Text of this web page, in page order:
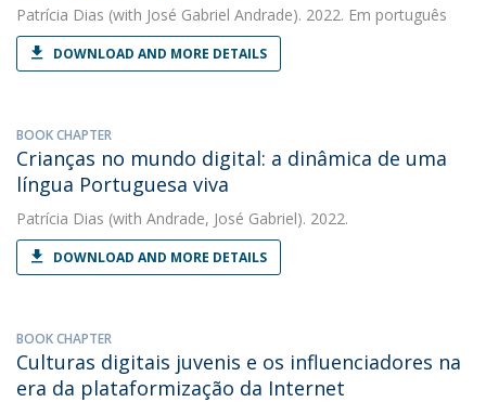
Patrícia Dias (with José Gabriel Andrade). 2022. Em português
DOWNLOAD AND MORE DETAILS
BOOK CHAPTER
Crianças no mundo digital: a dinâmica de uma
língua Portuguesa viva
Patrícia Dias (with Andrade, José Gabriel). 2022.
DOWNLOAD AND MORE DETAILS
BOOK CHAPTER
Culturas digitais juvenis e os influenciadores na
era da plataformização da Internet